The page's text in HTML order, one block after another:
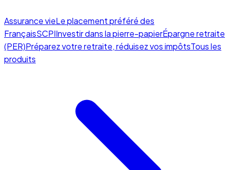
Assurance vieLe placement préféré des
FrançaisSCPIInvestir dans la pierre-papierÉpargne retraite
(PER)Préparez votre retraite, réduisez vos impôtsTous les
produits